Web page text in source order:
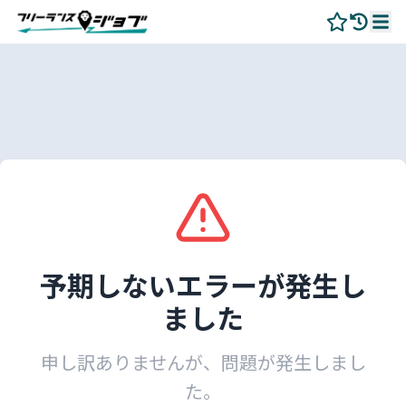
予期しないエラーが発生し
ました
申し訳ありませんが、問題が発生しまし
た。